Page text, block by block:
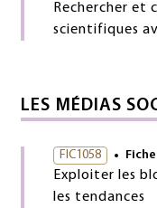
Rechercher et
scientifiques
LES MÉDIAS
FIC1058
Exploiter les
les tendances